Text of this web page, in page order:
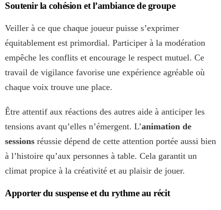
Soutenir la cohésion et l’ambiance de groupe
Veiller à ce que chaque joueur puisse s’exprimer
équitablement est primordial. Participer à la modération
empêche les conflits et encourage le respect mutuel. Ce
travail de vigilance favorise une expérience agréable où
chaque voix trouve une place.
Être attentif aux réactions des autres aide à anticiper les
tensions avant qu’elles n’émergent. L’animation de
sessions réussie dépend de cette attention portée aussi bien
à l’histoire qu’aux personnes à table. Cela garantit un
climat propice à la créativité et au plaisir de jouer.
Apporter du suspense et du rythme au récit